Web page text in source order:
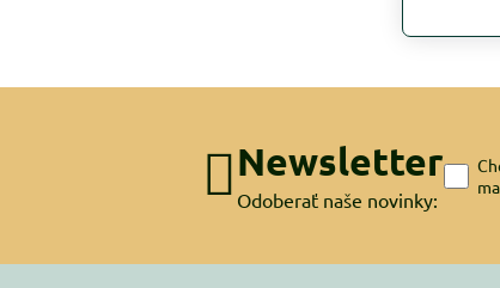
Newsletter
Odoberať naše novinky: